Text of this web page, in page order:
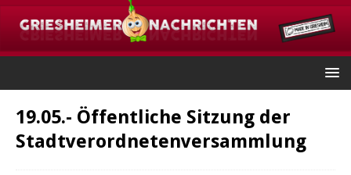
19.05.- Öffentliche Sitzung der
Stadtverordnetenversammlung